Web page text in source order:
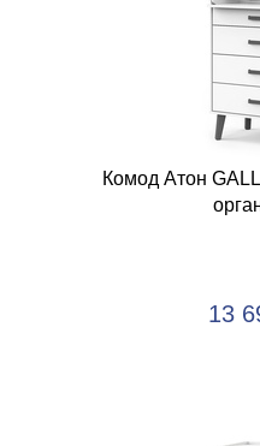
Комод Атон
13